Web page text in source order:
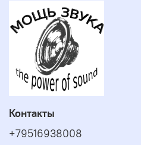
Контакты
+79516938008